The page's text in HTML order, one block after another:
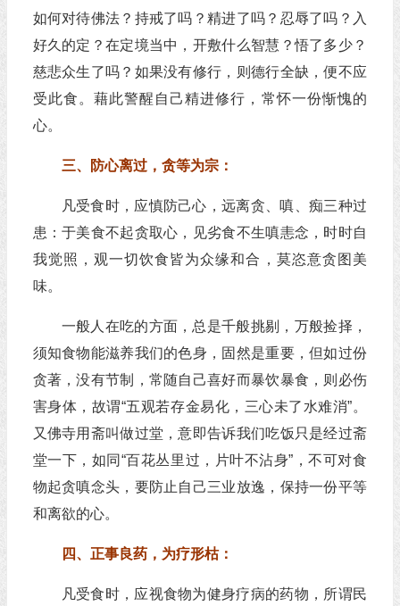
如何对待佛法？持戒了吗？精进了吗？忍辱了吗？入
好久的定？在定境当中，开敷什么智慧？悟了多少？
慈悲众生了吗？如果没有修行，则德行全缺，便不应
受此食。藉此警醒自己精进修行，常怀一份惭愧的
心。
三、防心离过，贪等为宗：
凡受食时，应慎防己心，远离贪、嗔、痴三种过
患：于美食不起贪取心，见劣食不生嗔恚念，时时自
我觉照，观一切饮食皆为众缘和合，莫恣意贪图美
味。
一般人在吃的方面，总是千般挑剔，万般捡择，
须知食物能滋养我们的色身，固然是重要，但如过份
贪著，没有节制，常随自己喜好而暴饮暴食，则必伤
害身体，故谓“五观若存金易化，三心未了水难消”。
又佛寺用斋叫做过堂，意即告诉我们吃饭只是经过斋
堂一下，如同“百花丛里过，片叶不沾身”，不可对食
物起贪嗔念头，要防止自己三业放逸，保持一份平等
和离欲的心。
四、正事良药，为疗形枯：
凡受食时，应视食物为健身疗病的药物，所谓民